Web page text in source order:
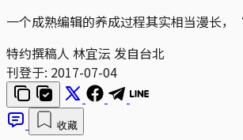
一个成熟编辑的养成过程其实相当漫长
特约撰稿人 林宜沄 发自台北
刊登于: 2017-07-04
收藏